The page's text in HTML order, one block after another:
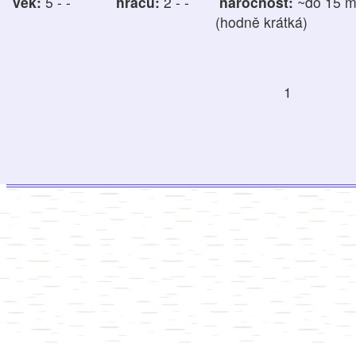
(hodně krátká)
1